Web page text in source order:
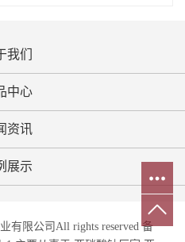
我们
中心
资讯
展示
有限公司All rights reserved 备